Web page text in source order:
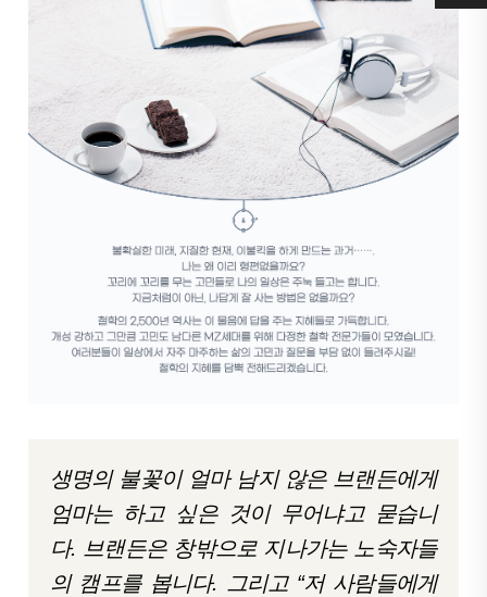
생명의 불꽃이 얼마 남지 않은 브랜든에게
엄마는 하고 싶은 것이 무어냐고 묻습니
다. 브랜든은 창밖으로 지나가는 노숙자들
의 캠프를 봅니다. 그리고 “저 사람들에게